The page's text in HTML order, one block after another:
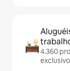
4.360
exclusivo